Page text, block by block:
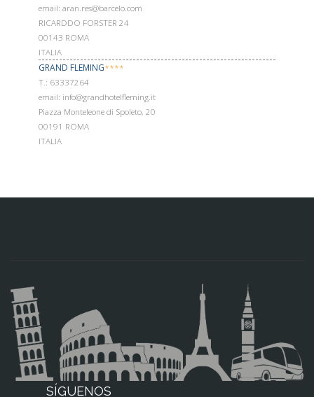
email: aran.res@barcelo.com
RICARDDO FORSTER 24
00143 ROMA
ITALIA
GRAND FLEMING****
Т.: 63337264
email: info@grandhotelfleming.it
Piazza Monteleone di Spoleto, 20
00191 ROMA
ITALIA
SÍGUENOS